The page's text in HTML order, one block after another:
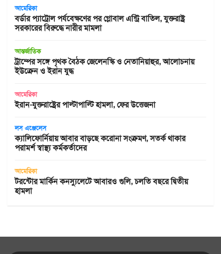
আমেরিকা
বর্ডার প্যাট্রোল পর্যবেক্ষণের পর গ্লোবাল এন্ট্রি বাতিল, যুক্তরাষ্ট্র
সরকারের বিরুদ্ধে নারীর মামলা
আন্তর্জাতিক
ট্রাম্পের সঙ্গে পৃথক বৈঠক জেলেনস্কি ও নেতানিয়াহুর, আলোচনায়
ইউক্রেন ও ইরান যুদ্ধ
আমেরিকা
ইরান-যুক্তরাষ্ট্রের পাল্টাপাল্টি হামলা, ফের উত্তেজনা
লস এঞ্জেলেস
ক্যালিফোর্নিয়ায় আবার বাড়ছে করোনা সংক্রমণ, সতর্ক থাকার
পরামর্শ স্বাস্থ্য কর্মকর্তাদের
আমেরিকা
টরন্টোর মার্কিন কনস্যুলেটে আবারও গুলি, চলতি বছরে দ্বিতীয়
হামলা